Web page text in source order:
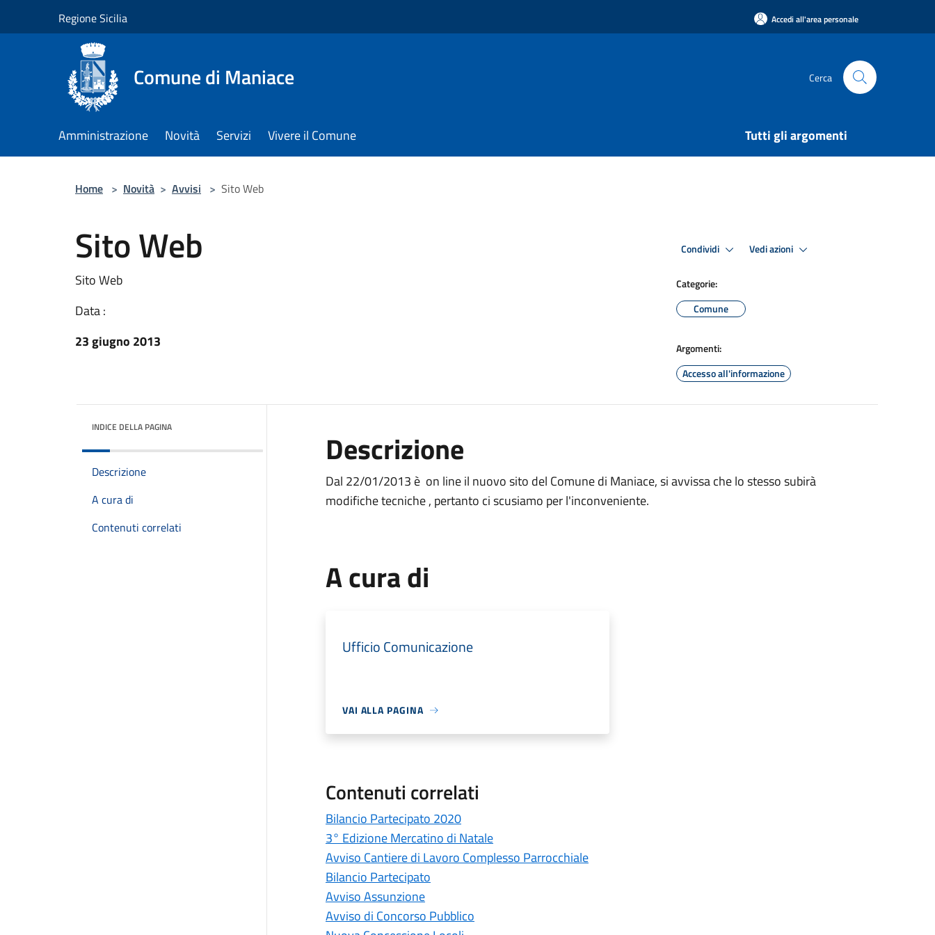
Regione Sicilia Accedi all'area personale
Comune di Maniace Cerca
Amministrazione Novità Servizi Vivere il Comune Tutti gli argomenti
Home > Novità > Avvisi > Sito Web
Sito Web
Sito Web
Data :
23 giugno 2013
Condividi Vedi azioni
Categorie:
Comune
Argomenti:
Accesso all'informazione
INDICE DELLA PAGINA
Descrizione
A cura di
Contenuti correlati
Descrizione
Dal 22/01/2013 è on line il nuovo sito del Comune di Maniace, si avvissa che lo stesso subirà
modifiche tecniche , pertanto ci scusiamo per l'inconveniente.
A cura di
Ufficio Comunicazione
VAI ALLA PAGINA
Contenuti correlati
Bilancio Partecipato 2020
3° Edizione Mercatino di Natale
Avviso Cantiere di Lavoro Complesso Parrocchiale
Bilancio Partecipato
Avviso Assunzione
Avviso di Concorso Pubblico